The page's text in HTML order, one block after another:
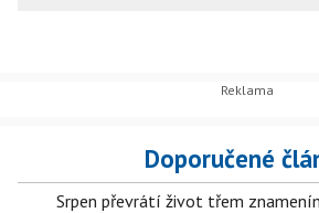
Doporučené
Srpen převrátí život třem